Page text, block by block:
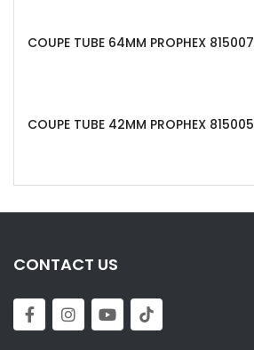
COUPE TUBE 64MM PROPHEX 815007
COUPE TUBE 42MM PROPHEX 815005
CONTACT US